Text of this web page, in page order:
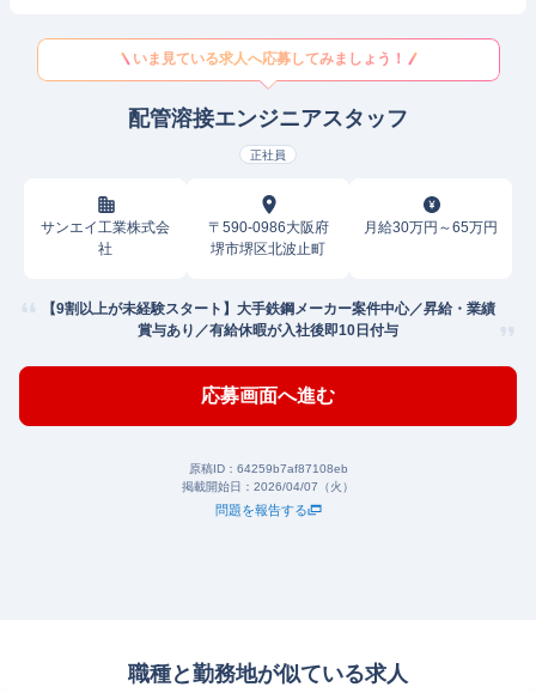
いま見ている求人へ応募してみましょう！
配管溶接エンジニアスタッフ
正社員
サンエイ工業株式会
社
〒590-0986大阪府
堺市堺区北波止町
月給30万円～65万円
【9割以上が未経験スタート】大手鉄鋼メーカー案件中心／昇給・業績
賞与あり／有給休暇が入社後即10日付与
応募画面へ進む
原稿ID： 64259b7af87108eb
掲載開始日： 2026/04/07（火）
問題を報告する
職種と勤務地が似ている求人